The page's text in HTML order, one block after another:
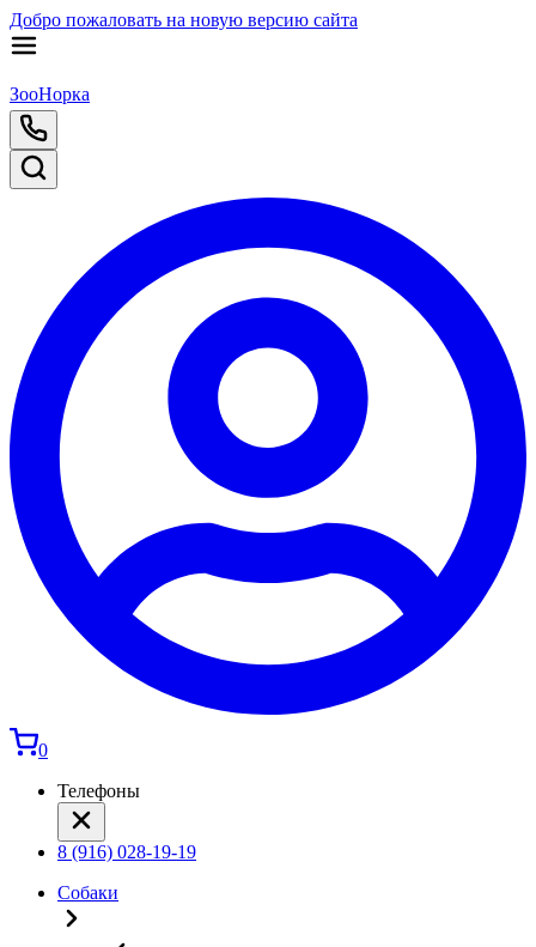
Добро пожаловать на новую версию сайта
ЗооНорка
0
Телефоны
8 (916) 028-19-19
Собаки